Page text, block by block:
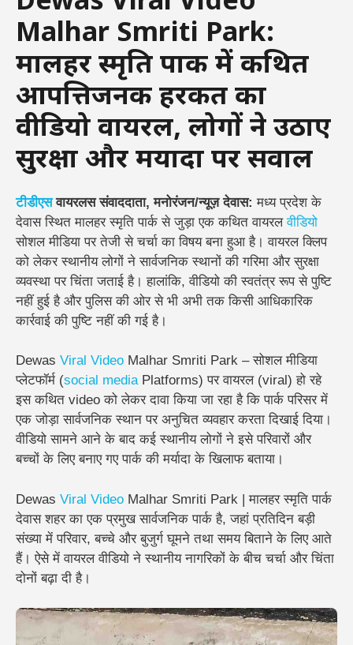
Malhar Smriti Park:
मालहर स्मृति पार्क में कथित
आपत्तिजनक हरकत का
वीडियो वायरल, लोगों ने उठाए
सुरक्षा और मर्यादा पर सवाल
टीडीएसवायरलस संवाददाता, मनोरंजन/न्यूज़ देवास: मध्य प्रदेश के
देवास स्थित मालहर स्मृति पार्क से जुड़ा एक कथित वायरलवीडियो
सोशल मीडिया पर तेजी से चर्चा का विषय बना हुआ है। वायरल क्लिप
को लेकर स्थानीय लोगों ने सार्वजनिक स्थानों की गरिमा और सुरक्षा
व्यवस्था पर चिंता जताई है। हालांकि, वीडियो की स्वतंत्र रूप से पुष्टि
नहीं हुई है और पुलिस की ओर से भी अभी तक किसी आधिकारिक
कार्रवाई की पुष्टि नहीं की गई है।
Dewas Viral Video Malhar Smriti Park – सोशल मीडिया
प्लेटफॉर्म (social mediaPlatforms) पर वायरल (viral) हो रहे
इस कथित video को लेकर दावा किया जा रहा है कि पार्क परिसर में
एक जोड़ा सार्वजनिक स्थान पर अनुचित व्यवहार करता दिखाई दिया।
वीडियो सामने आने के बाद कई स्थानीय लोगों ने इसे परिवारों और
बच्चों के लिए बनाए गए पार्क की मर्यादा के खिलाफ बताया।
Dewas Viral Video Malhar Smriti Park | मालहर स्मृति पार्क
देवास शहर का एक प्रमुख सार्वजनिक पार्क है, जहां प्रतिदिन बड़ी
संख्या में परिवार, बच्चे और बुजुर्ग घूमने तथा समय बिताने के लिए आते
हैं। ऐसे में वायरल वीडियो ने स्थानीय नागरिकों के बीच चर्चा और चिंता
दोनों बढ़ा दी है।